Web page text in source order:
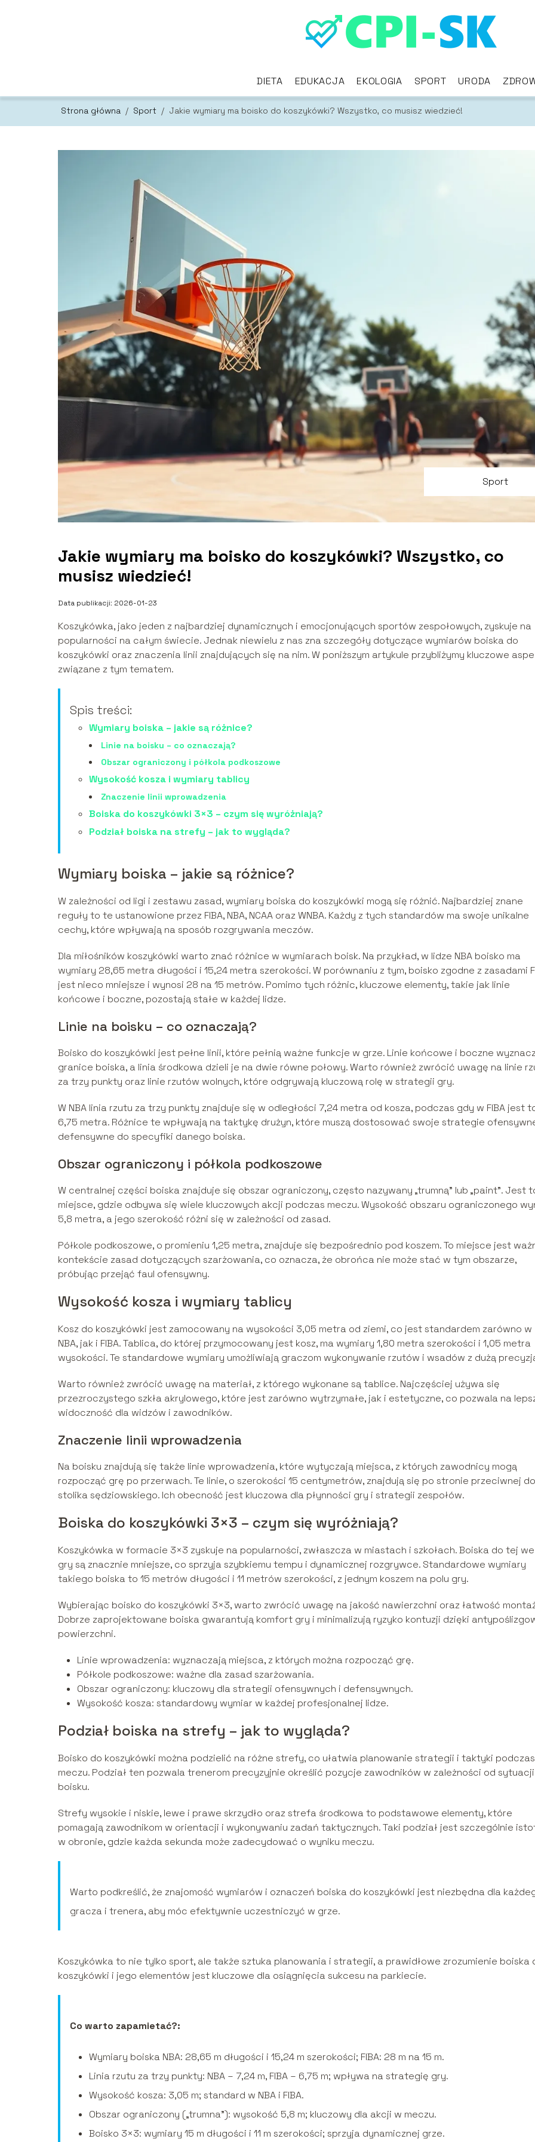
DIETA EDUKACJA EKOLOGIA SPORT URODA
Strona główna / Sport / Jakie wymiary ma boisko do koszykówki? Wszystko, co musisz wiedzieć!
Sport
Jakie wymiary ma boisko do koszykówki? Wszystko, co
musisz wiedzieć!
Data publikacji: 2026-01-23
Koszykówka, jako jeden z najbardziej dynamicznych i emocjonujących sportów zespołowych, zyskuje na
popularności na całym świecie. Jednak niewielu z nas zna szczegóły dotyczące wymiarów boiska do
koszykówki oraz znaczenia linii znajdujących się na nim. W poniższym artykule przybliżymy kluczowe
związane z tym tematem.
Spis treści:
Wymiary boiska – jakie są różnice?
Linie na boisku – co oznaczają?
Obszar ograniczony i półkola podkoszowe
Wysokość kosza i wymiary tablicy
Znaczenie linii wprowadzenia
Boiska do koszykówki 3×3 – czym się wyróżniają?
Podział boiska na strefy – jak to wygląda?
Wymiary boiska – jakie są różnice?
W zależności od ligi i zestawu zasad, wymiary boiska do koszykówki mogą się różnić. Najbardziej znane
reguły to te ustanowione przez FIBA, NBA, NCAA oraz WNBA. Każdy z tych standardów ma swoje unikalne
cechy, które wpływają na sposób rozgrywania meczów.
Dla miłośników koszykówki warto znać różnice w wymiarach boisk. Na przykład, w lidze NBA boisko ma
wymiary 28,65 metra długości i 15,24 metra szerokości. W porównaniu z tym, boisko zgodne z zasadami
jest nieco mniejsze i wynosi 28 na 15 metrów. Pomimo tych różnic, kluczowe elementy, takie jak linie
końcowe i boczne, pozostają stałe w każdej lidze.
Linie na boisku – co oznaczają?
Boisko do koszykówki jest pełne linii, które pełnią ważne funkcje w grze. Linie końcowe i boczne
granice boiska, a linia środkowa dzieli je na dwie równe połowy. Warto również zwrócić uwagę na linie
za trzy punkty oraz linie rzutów wolnych, które odgrywają kluczową rolę w strategii gry.
W NBA linia rzutu za trzy punkty znajduje się w odległości 7,24 metra od kosza, podczas gdy w FIBA jest
6,75 metra. Różnice te wpływają na taktykę drużyn, które muszą dostosować swoje strategie
defensywne do specyfiki danego boiska.
Obszar ograniczony i półkola podkoszowe
W centralnej części boiska znajduje się obszar ograniczony, często nazywany „trumną” lub „paint”. Jest
miejsce, gdzie odbywa się wiele kluczowych akcji podczas meczu. Wysokość obszaru ograniczonego
5,8 metra, a jego szerokość różni się w zależności od zasad.
Półkole podkoszowe, o promieniu 1,25 metra, znajduje się bezpośrednio pod koszem. To miejsce jest
kontekście zasad dotyczących szarżowania, co oznacza, że obrońca nie może stać w tym obszarze,
próbując przejąć faul ofensywny.
Wysokość kosza i wymiary tablicy
Kosz do koszykówki jest zamocowany na wysokości 3,05 metra od ziemi, co jest standardem zarówno w
NBA, jak i FIBA. Tablica, do której przymocowany jest kosz, ma wymiary 1,80 metra szerokości i 1,05 metra
wysokości. Te standardowe wymiary umożliwiają graczom wykonywanie rzutów i wsadów z dużą
Warto również zwrócić uwagę na materiał, z którego wykonane są tablice. Najczęściej używa się
przezroczystego szkła akrylowego, które jest zarówno wytrzymałe, jak i estetyczne, co pozwala na
widoczność dla widzów i zawodników.
Znaczenie linii wprowadzenia
Na boisku znajdują się także linie wprowadzenia, które wytyczają miejsca, z których zawodnicy mogą
rozpocząć grę po przerwach. Te linie, o szerokości 15 centymetrów, znajdują się po stronie przeciwnej do
stolika sędziowskiego. Ich obecność jest kluczowa dla płynności gry i strategii zespołów.
Boiska do koszykówki 3×3 – czym się wyróżniają?
Koszykówka w formacie 3×3 zyskuje na popularności, zwłaszcza w miastach i szkołach. Boiska do tej
gry są znacznie mniejsze, co sprzyja szybkiemu tempu i dynamicznej rozgrywce. Standardowe wymiary
takiego boiska to 15 metrów długości i 11 metrów szerokości, z jednym koszem na polu gry.
Wybierając boisko do koszykówki 3×3, warto zwrócić uwagę na jakość nawierzchni oraz łatwość
Dobrze zaprojektowane boiska gwarantują komfort gry i minimalizują ryzyko kontuzji dzięki
powierzchni.
Linie wprowadzenia: wyznaczają miejsca, z których można rozpocząć grę.
Półkole podkoszowe: ważne dla zasad szarżowania.
Obszar ograniczony: kluczowy dla strategii ofensywnych i defensywnych.
Wysokość kosza: standardowy wymiar w każdej profesjonalnej lidze.
Podział boiska na strefy – jak to wygląda?
Boisko do koszykówki można podzielić na różne strefy, co ułatwia planowanie strategii i taktyki podczas
meczu. Podział ten pozwala trenerom precyzyjnie określić pozycje zawodników w zależności od
boisku.
Strefy wysokie i niskie, lewe i prawe skrzydło oraz strefa środkowa to podstawowe elementy, które
pomagają zawodnikom w orientacji i wykonywaniu zadań taktycznych. Taki podział jest szczególnie
w obronie, gdzie każda sekunda może zadecydować o wyniku meczu.
Warto podkreślić, że znajomość wymiarów i oznaczeń boiska do koszykówki jest niezbędna dla
gracza i trenera, aby móc efektywnie uczestniczyć w grze.
Koszykówka to nie tylko sport, ale także sztuka planowania i strategii, a prawidłowe zrozumienie boiska
koszykówki i jego elementów jest kluczowe dla osiągnięcia sukcesu na parkiecie.
Co warto zapamietać?:
Wymiary boiska NBA: 28,65 m długości i 15,24 m szerokości; FIBA: 28 m na 15 m.
Linia rzutu za trzy punkty: NBA – 7,24 m, FIBA – 6,75 m; wpływa na strategię gry.
Wysokość kosza: 3,05 m; standard w NBA i FIBA.
Obszar ograniczony („trumna”): wysokość 5,8 m; kluczowy dla akcji w meczu.
Boisko 3×3: wymiary 15 m długości i 11 m szerokości; sprzyja dynamicznej grze.